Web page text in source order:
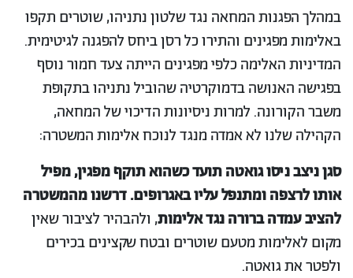
במהלך הפגנות המחאה נגד שלטון נתניהו, שוטרים תקפו
באלימות מפגינים והתירו כל רסן ביחס להפגנה לגיטימית.
המדיניות האלימה כלפי מפגינים הייתה צעד חמור נוסף
בפגישה האנושה בדמוקרטיה שהוביל נתניהו בתקופת
משבר הקורונה. למרות ניסיונות הדיכוי של המחאה,
הקהילה שלנו לא אמדה מנגד לנוכח אלימות המשטרה:
סגן ניצב ניסו גואטה תועד כשהוא תוקף מפגין, מפיל
אותו לרצפה ומתנפל עליו באגרופים. דרשנו מהמשטרה
להציב עמדה ברורה נגד אלימות, ולהבהיר לציבור שאין
מקום לאלימות מטעם שוטרים ובטח שקצינים בכירים
ולפטר את גואטה.